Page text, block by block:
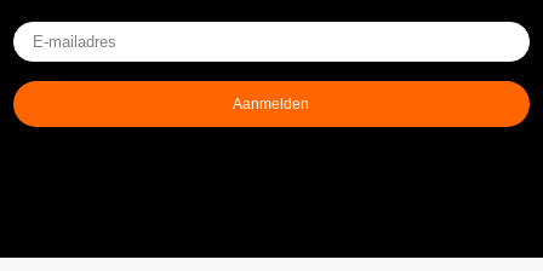
E-
mailadres(Vereist)
Aanmelden